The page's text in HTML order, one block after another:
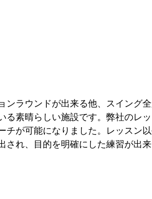
ンラウンドが出来る他、スイング
素晴らしい施設です。弊社のレ
チが可能になりました。レッスン
れ、目的を明確にした練習が出来